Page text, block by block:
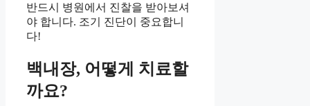
반드시 병원에서 진찰을 받아보셔
야 합니다. 조기 진단이 중요합니
다!
백내장, 어떻게 치료할
까요?